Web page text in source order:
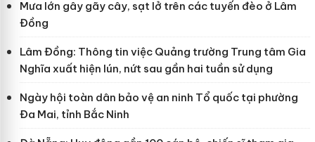
Mưa lớn gây gãy cây, sạt lở trên các tuyến đèo ở Lâm
Đồng
Lâm Đồng: Thông tin việc Quảng trường Trung tâm Gia
Nghĩa xuất hiện lún, nứt sau gần hai tuần sử dụng
Ngày hội toàn dân bảo vệ an ninh Tổ quốc tại phường
Đa Mai, tỉnh Bắc Ninh